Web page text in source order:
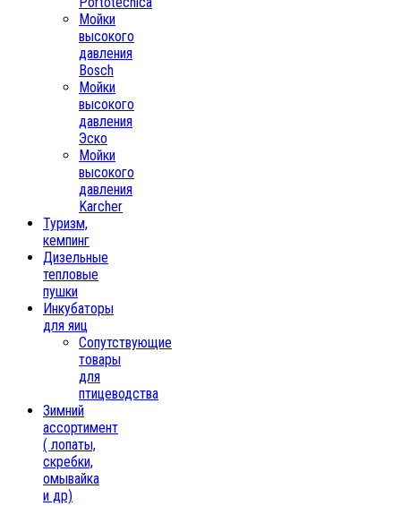
Мойки
высокого
давления
Bosch
Мойки
высокого
давления
Эско
Мойки
высокого
давления
Karcher
Туризм,
кемпинг
Дизельные
тепловые
пушки
Инкубаторы
для яиц
Сопутствующие
товары
для
птицеводства
Зимний
ассортимент
( лопаты,
скребки,
омывайка
и др)